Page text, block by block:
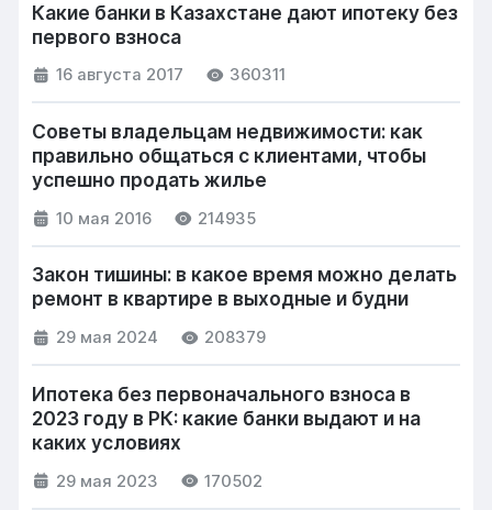
Какие банки в Казахстане дают ипотеку без
первого взноса
16 августа 2017 360311
Советы владельцам недвижимости: как
правильно общаться с клиентами, чтобы
успешно продать жилье
10 мая 2016 214935
Закон тишины: в какое время можно делать
ремонт в квартире в выходные и будни
29 мая 2024 208379
Ипотека без первоначального взноса в
2023 году в РК: какие банки выдают и на
каких условиях
29 мая 2023 170502